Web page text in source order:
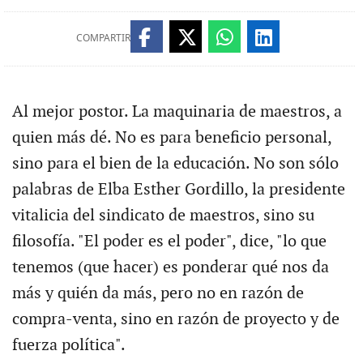
COMPARTIR
Al mejor postor. La maquinaria de maestros, a
quien más dé. No es para beneficio personal,
sino para el bien de la educación. No son sólo
palabras de Elba Esther Gordillo, la presidente
vitalicia del sindicato de maestros, sino su
filosofía. "El poder es el poder", dice, "lo que
tenemos (que hacer) es ponderar qué nos da
más y quién da más, pero no en razón de
compra-venta, sino en razón de proyecto y de
fuerza política".